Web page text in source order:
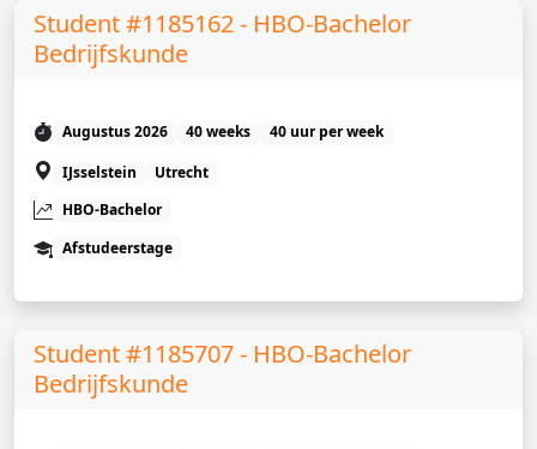
Student #1185162 - HBO-Bachelor
Bedrijfskunde
Augustus 2026 40 weeks
40 uur per week
IJsselstein
Utrecht
HBO-Bachelor
Afstudeerstage
Student #1185707 - HBO-Bachelor
Bedrijfskunde